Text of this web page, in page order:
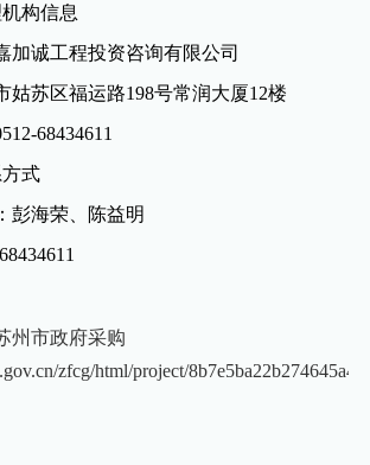
机构信息
加诚工程投资咨询有限公司
姑苏区福运路198号常润大厦12楼
68434611
式
彭海荣、陈益明
州市政府采购
zfcg/html/project/